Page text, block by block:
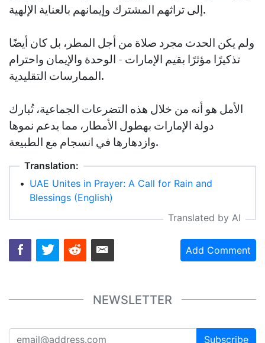
إلى تراثهم المشترك وإيمانهم بالعناية الإلهية.
ولم يكن الحدث مجرد صلاة من أجل المطر، بل كان أيضًا
تذكيرًا مؤثرًا بقيم الإمارات - الوحدة والإيمان واحترام
الممارسات التقليدية.
الأمل هو أنه من خلال هذه التضرعات الجماعية، تُبارك
دولة الإمارات بهطول الأمطار، مما يدعم نموها
وازدهارها في انسجام مع الطبيعة.
Translation:
• UAE Unites in Prayer: A Call for Rain and
Blessings (English)
Translated by AI
Add Comment
NEWSLETTER
Subscribe